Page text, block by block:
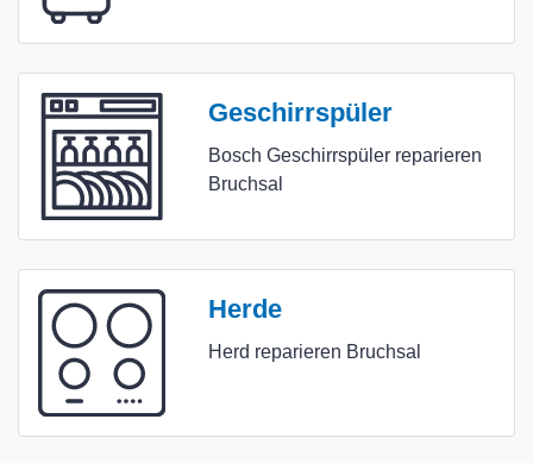
Geschirrspüler
Bosch Geschirrspüler reparieren
Bruchsal
Herde
Herd reparieren Bruchsal